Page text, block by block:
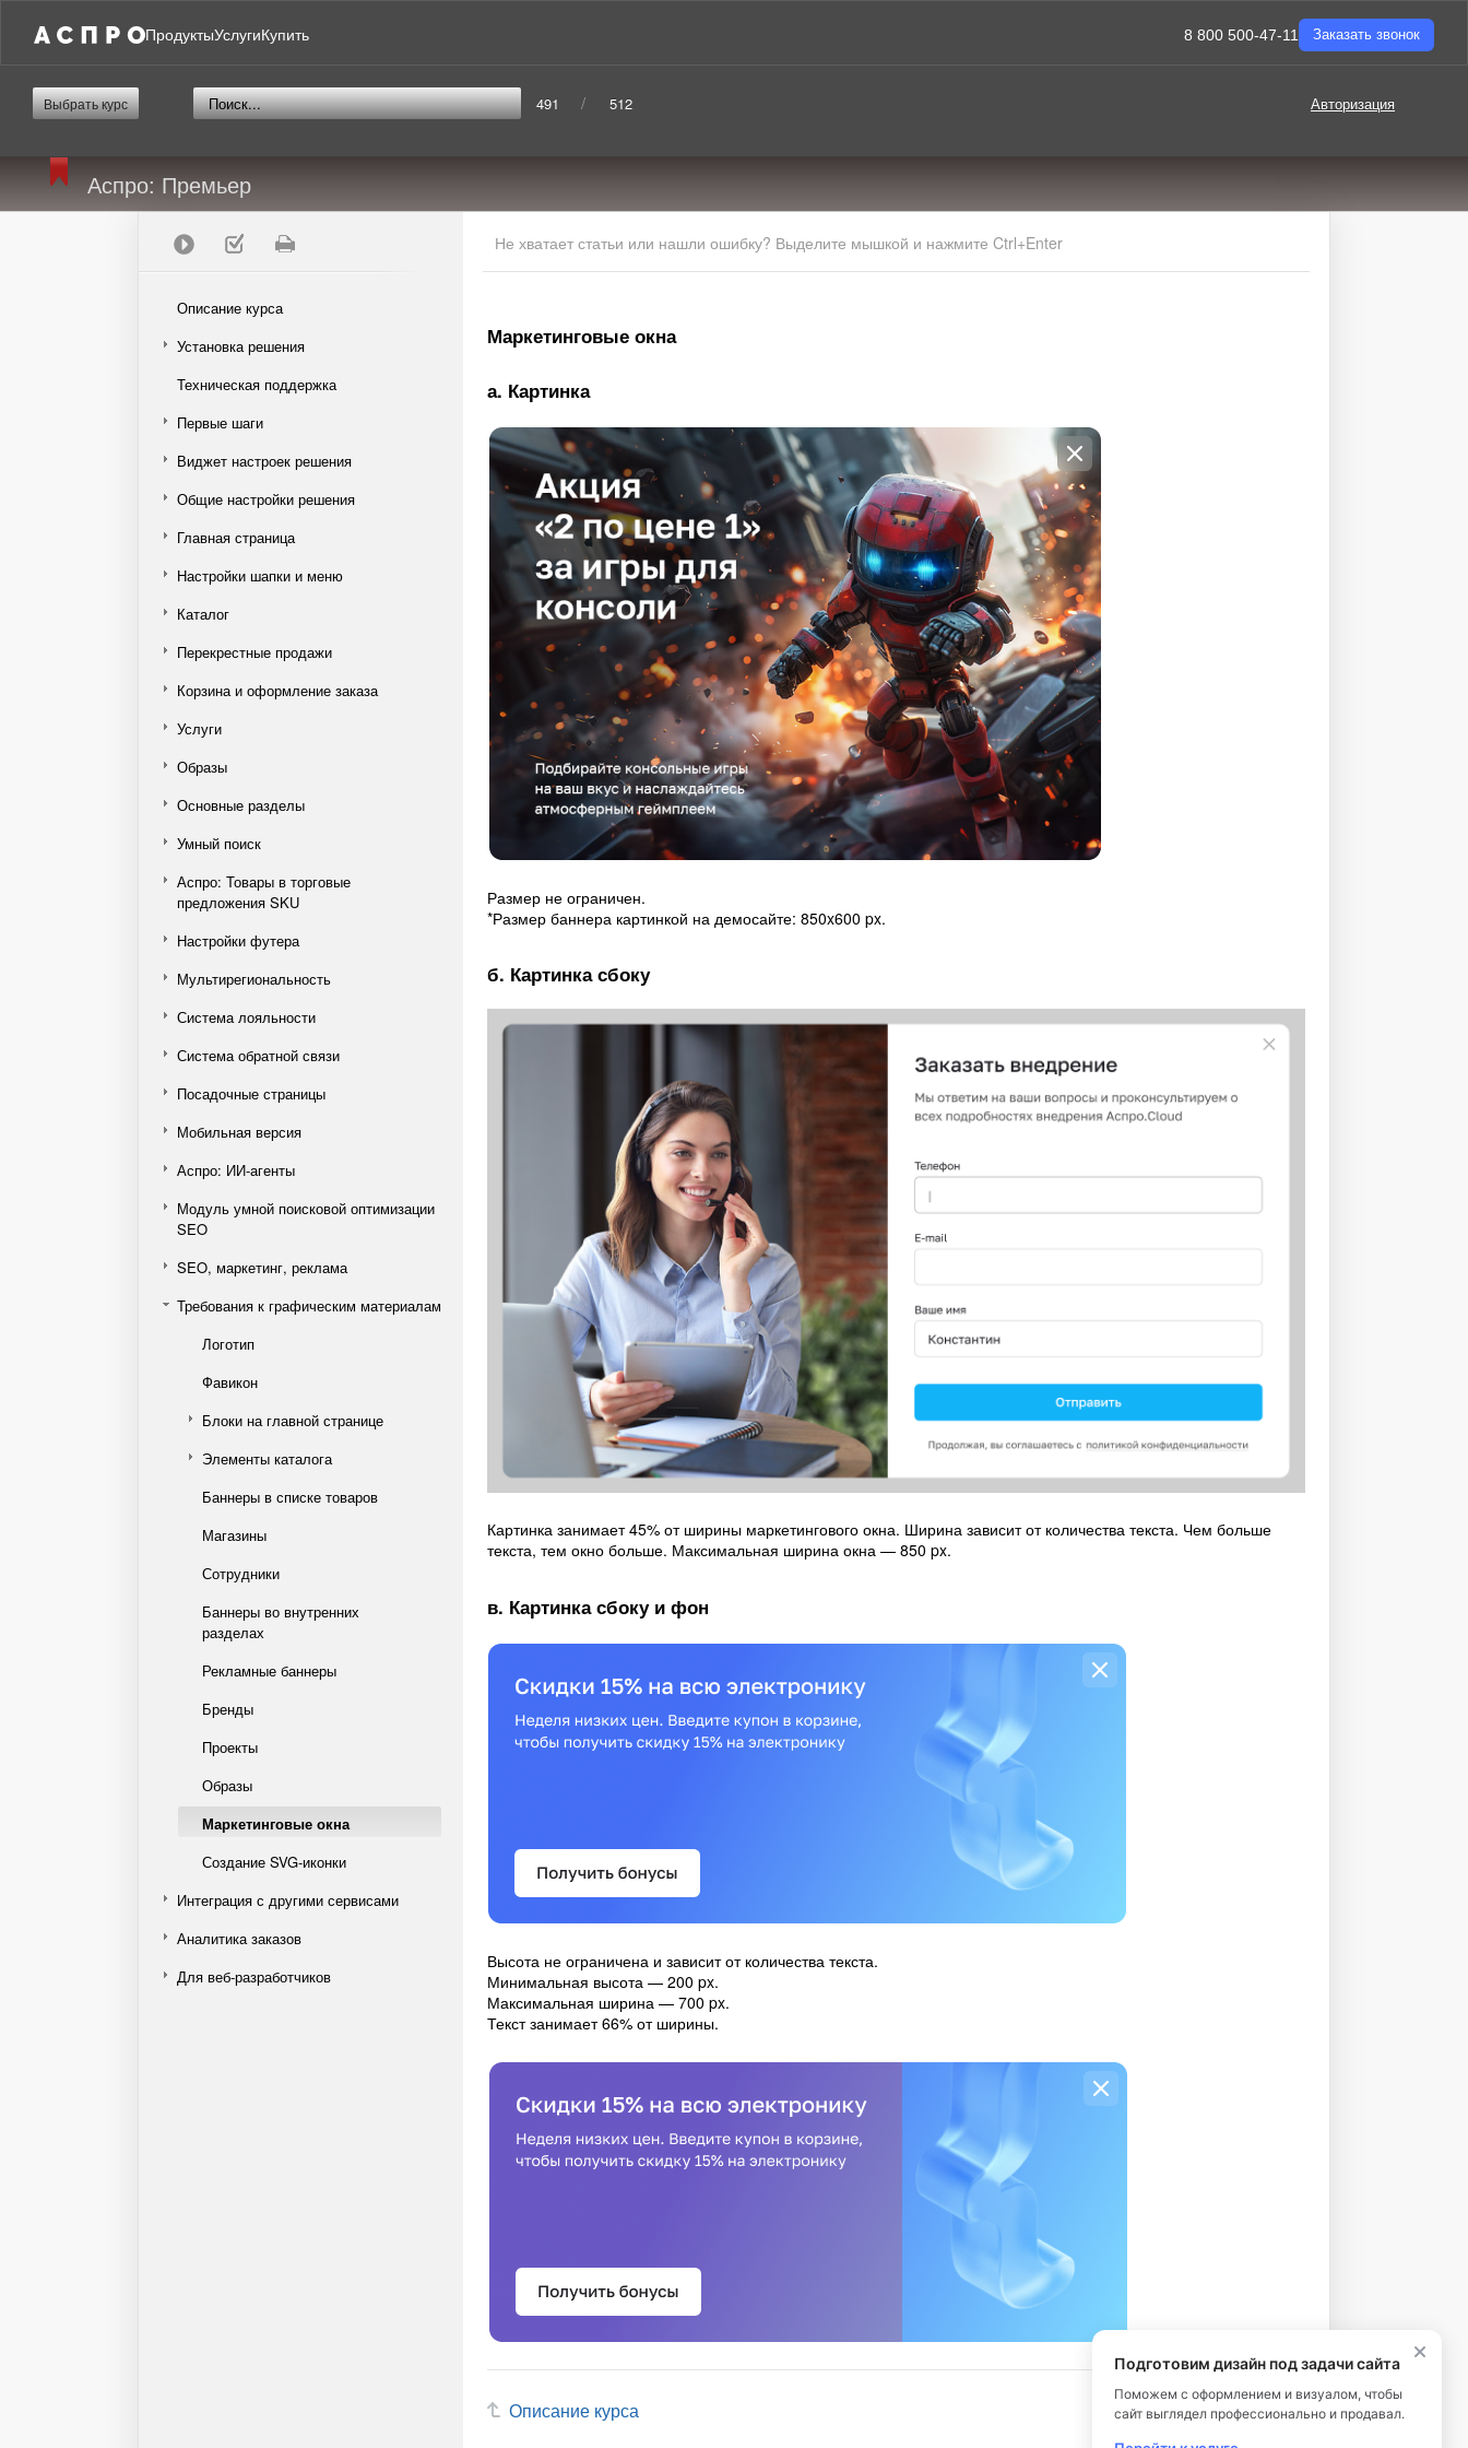
ПродуктыУслугиКупить 8 800 500-47-11 Заказать звонок
Авторизация
Выбрать курс 491 / 512
Аспро: Премьер
Подготовим дизайн под задачи сайта
Поможем с оформлением и визуалом, чтобы
сайт выглядел профессионально и продавал.
Описание курса
Установка решения
Техническая поддержка
Первые шаги
Виджет настроек решения
Общие настройки решения
Главная страница
Настройки шапки и меню
Каталог
Перекрестные продажи
Корзина и оформление заказа
Услуги
Образы
Основные разделы
Умный поиск
Аспро: Товары в торговые
предложения SKU
Настройки футера
Мультирегиональность
Система лояльности
Система обратной связи
Посадочные страницы
Мобильная версия
Аспро: ИИ-агенты
Модуль умной поисковой оптимизации
SEO
SEO, маркетинг, реклама
Требования к графическим материалам
Логотип
Фавикон
Блоки на главной странице
Элементы каталога
Баннеры в списке товаров
Магазины
Сотрудники
Баннеры во внутренних
разделах
Рекламные баннеры
Бренды
Проекты
Образы
Маркетинговые окна
Создание SVG-иконки
Интеграция с другими сервисами
Аналитика заказов
Для веб-разработчиков
Не хватает статьи или нашли ошибку? Выделите мышкой и нажмите Ctrl+Enter
Маркетинговые окна
а. Картинка
Размер не ограничен.
*Размер баннера картинкой на демосайте: 850x600 px.
б. Картинка сбоку
Картинка занимает 45% от ширины маркетингового окна. Ширина зависит от количества текста. Чем больше
текста, тем окно больше. Максимальная ширина окна — 850 px.
в. Картинка сбоку и фон
Высота не ограничена и зависит от количества текста.
Минимальная высота — 200 px.
Максимальная ширина — 700 px.
Текст занимает 66% от ширины.
Описание курса